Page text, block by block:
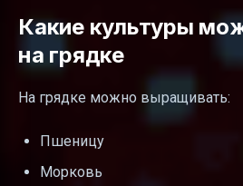
Какие культуры
на грядке
На грядке можно выращивать:
Пшеницу
Морковь